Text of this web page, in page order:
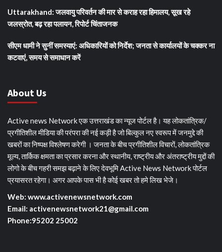
Uttarakhand: जलवायु परिवर्तन की मार से कराह रहा हिमालय, सूख रहे
जलस्रोत, बढ़ रहा पलायन, रिपोर्ट चिंताजनक
सीएम धामी ने सुनीं समस्याएं: अधिकारियों को निर्देश; जनता से कार्यालयों के चक्कर ना
कटवाएं, समय से समाधान करें
About Us
Active news Network एक उत्तराखंड का न्यूज पोर्टल है। यह लोकतांत्रिक/
प्रगीतिशील मीडिया की परंपरा की नई कड़ी है जो बिल्कुल नए स्वरूप में जनमुद्दे की
खबरों का निष्पक्ष विश्लेषण करेगी । जनता के बीच प्रगीतिशील विचारों, लोकतांत्रिक
मूल्य, तार्किक क्षमता का प्रसार करना और स्थानीय, राष्ट्रीय और अंतराष्ट्रीय मुद्दों की
लोगो के बीच गहरी समझ बढ़ाने के लिए देवभूमि Active News Network पोर्टल
प्रयासरत रहेगा। अगर आपके पास भी है कोई खबर तो हमे लिख भेजे।
Web: www.activenewsnetwork.com
Email: activenewsnetwork21@gmail.com
Phone:95202 25002